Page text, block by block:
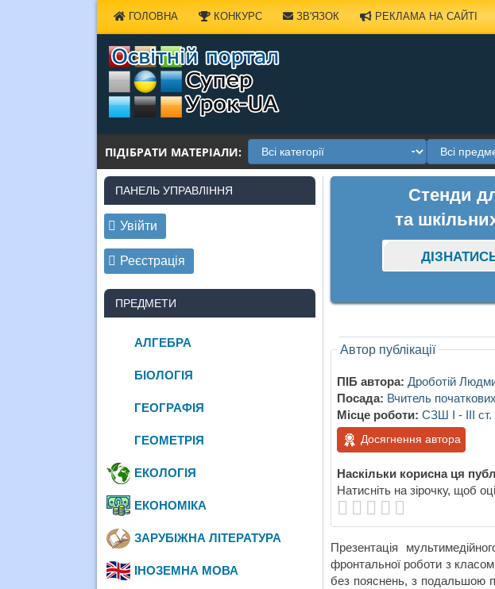
ГОЛОВНА КОНКУРС ЗВ'ЯЗОК РЕКЛАМА НА САЙТІ
ПІДІБРАТИ МАТЕРІАЛИ:
Стенди
та
Автор публікації
ПІБ автора: Дроботій
Посада: Вчитель
Місце роботи: СЗШ І - ІІІ
Досягнення автора
Наскільки корисна ця
Натисніть на зірочку, щоб
Презентація
фронтальної роботи з
без пояснень, з подальшою
ПАНЕЛЬ УПРАВЛІННЯ
Увійти
Реєстрація
ПРЕДМЕТИ
АЛГЕБРА
БІОЛОГІЯ
ГЕОГРАФІЯ
ГЕОМЕТРІЯ
ЕКОЛОГІЯ
ЕКОНОМІКА
ЗАРУБІЖНА ЛІТЕРАТУРА
ІНОЗЕМНА МОВА